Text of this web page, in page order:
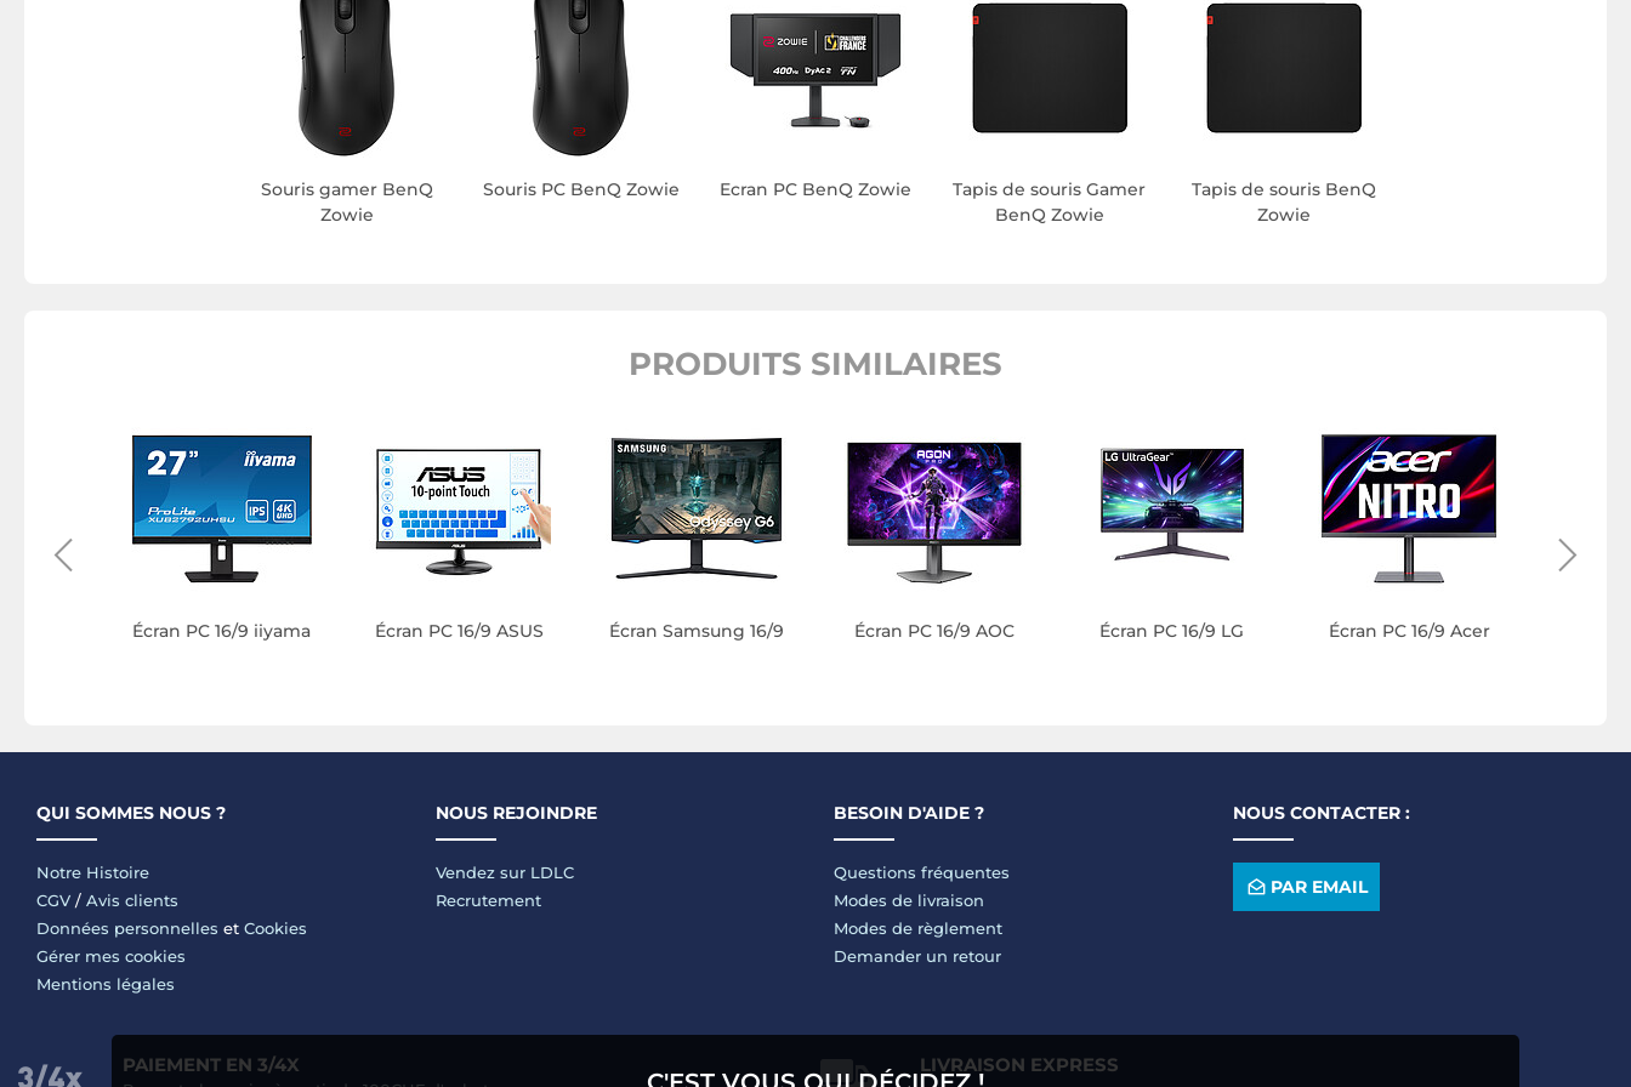
Souris gamer BenQ
Zowie
Souris PC BenQ Zowie Ecran PC BenQ Zowie
Tapis de souris Gamer
BenQ Zowie
Tapis de souris BenQ
Zowie
PRODUITS SIMILAIRES
Écran PC 16/9 iiyama Écran PC 16/9 ASUS Écran Samsung 16/9 Écran PC 16/9 AOC Écran PC 16/9 LG Écran PC 16/9 Acer
QUI SOMMES NOUS ?
Notre Histoire
CGV / Avis clients
Données personnelles et Cookies
Gérer mes cookies
Mentions légales
NOUS REJOINDRE
Vendez sur LDLC
Recrutement
BESOIN D'AIDE ?
Questions fréquentes
Modes de livraison
Modes de règlement
Demander un retour
NOUS CONTACTER :
PAR EMAIL
PAIEMENT EN 3/4X LIVRAISON EXPRESS